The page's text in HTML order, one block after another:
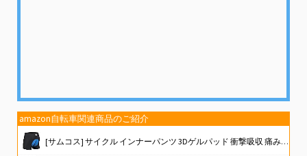
amazon自転車関連商品のご紹介
[サムコス] サイクル インナーパンツ 3Dゲルパッド 衝撃吸収 痛み軽減 自転車用 レーサーパンツ スポーツ メンズ 伸縮性 柔軟性 速乾 通気性 吸汗 サイクルウェア マウンテンバイク (JP, アルファベット, L, ブルー)